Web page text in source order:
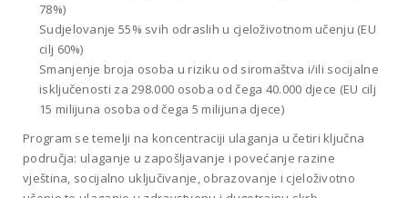
78%)
Sudjelovanje 55% svih odraslih u cjeloživotnom učenju (EU
cilj 60%)
Smanjenje broja osoba u riziku od siromaštva i/ili socijalne
isključenosti za 298.000 osoba od čega 40.000 djece (EU cilj
15 milijuna osoba od čega 5 milijuna djece)
Program se temelji na koncentraciji ulaganja u četiri ključna
područja: ulaganje u zapošljavanje i povećanje razine
vještina, socijalno uključivanje, obrazovanje i cjeloživotno